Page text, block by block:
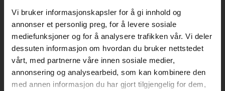
Vi bruker informasjonskapsler for å gi innhold og
annonser et personlig preg, for å levere sosiale
mediefunksjoner og for å analysere trafikken vår. Vi deler
dessuten informasjon om hvordan du bruker nettstedet
vårt, med partnerne våre innen sosiale medier,
annonsering og analysearbeid, som kan kombinere den
med annen informasjon du har gjort tilgjengelig for dem,
én kabel
▪ Ergonomisk design – Høydejustering, tilt, sving og
rotasjon
Dell P2419HC er et smart valg for deg som ønsker en
fleksibel og brukervennlig skjerm med moderne tilkobling.